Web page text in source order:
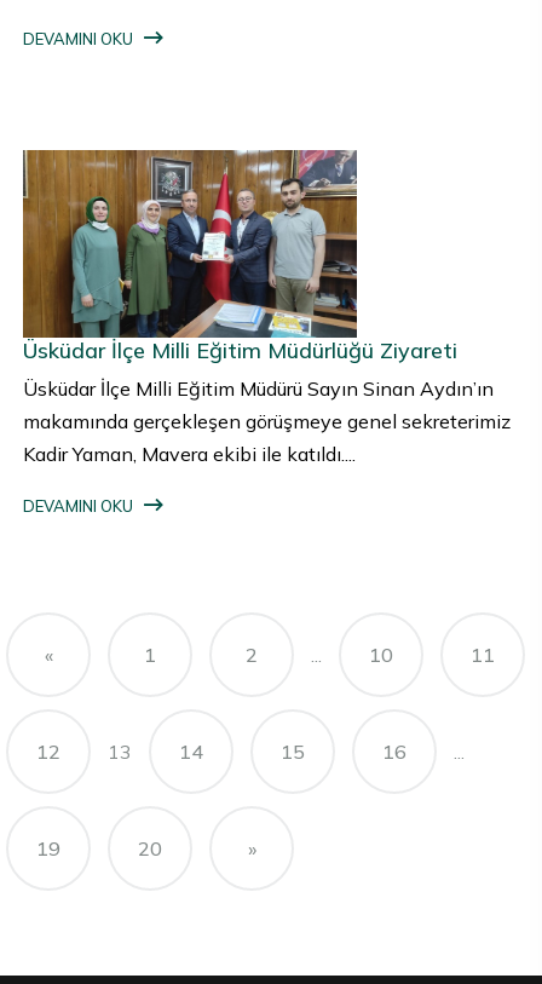
DEVAMINI OKU
Üsküdar İlçe Milli Eğitim Müdürlüğü Ziyareti
Üsküdar İlçe Milli Eğitim Müdürü Sayın Sinan Aydın’ın
makamında gerçekleşen görüşmeye genel sekreterimiz
Kadir Yaman, Mavera ekibi ile katıldı....
DEVAMINI OKU
« 1 2 ... 10 11
12 13 14 15 16 ...
19 20 »